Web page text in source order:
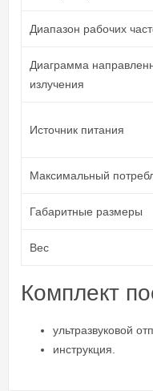
Диапазон рабочих
Диаграмма
излучения
Источник питания
Максимальный
Габаритные размеры
Вес
Комплект
ультразвуковой
инструкция.